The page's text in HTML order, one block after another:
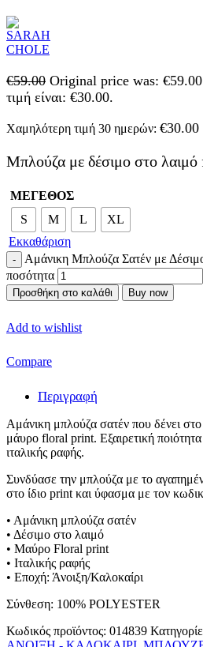
€59.00 Original price was:
τιμή είναι: €30.00.
Χαμηλότερη τιμή 30 ημερών: €30.00
Μπλούζα με δέσιμο στο
ΜΕΓΕΘΟΣ
S
M L
XL
Εκκαθάριση
Αμάνικη Μπλούζα Σατέν με
ποσότητα
Προσθήκη στο καλάθι Buy now
Add to wishlist
Compare
Περιγραφή
Αμάνικη μπλούζα σατέν που δένει
μάυρο floral print. Εξαιρετική
ιταλικής ραφής.
Συνδύασε την μπλούζα με το
στο ίδιο print και ύφασμα με τον
• Αμάνικη μπλούζα σατέν
• Δέσιμο στο λαιμό
• Μαύρο Floral print
• Ιταλικής ραφής
• Εποχή: Άνοιξη/Καλοκαίρι
Σύνθεση: 100% POLYESTER
Κωδικός προϊόντος: 014839